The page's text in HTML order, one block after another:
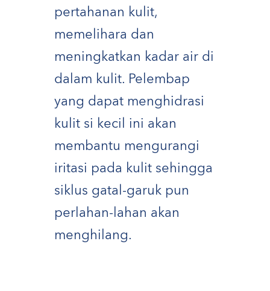
pertahanan kulit,
memelihara dan
meningkatkan kadar air di
dalam kulit. Pelembap
yang dapat menghidrasi
kulit si kecil ini akan
membantu mengurangi
iritasi pada kulit sehingga
siklus gatal-garuk pun
perlahan-lahan akan
menghilang.